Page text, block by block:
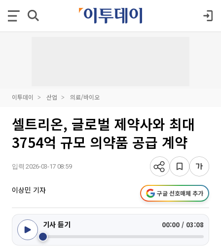
이투데이 산업 의료/바이오
셀트리온, 글로벌 제약사와 최대
3754억 규모 의약품 공급 계약
입력 2026-03-17 08:59
이상민 기자 구글 선호매체 추가
기사 듣기 00:00 / 03:08